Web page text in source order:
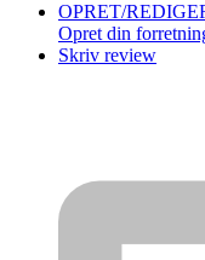
OPRET/
Opret din
Skriv review